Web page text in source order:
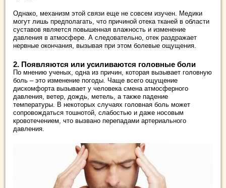
Однако, механизм этой связи еще не совсем изучен. Медики
могут лишь предполагать, что причиной отека тканей в области
суставов является повышенная влажность и изменение
давления в атмосфере. А следовательно, отек раздражает
нервные окончания, вызывая при этом болевые ощущения.
2. Появляются или усиливаются головные боли
По мнению ученых, одна из причин, которая вызывает головную
боль – это изменение погоды. Чаще всего ощущение
дискомфорта вызывает у человека смена атмосферного
давления, ветер, дождь, метель, а также падение
температуры. В некоторых случаях головная боль может
сопровождаться тошнотой, слабостью и даже носовым
кровотечением, что вызвано перепадами артериального
давления.